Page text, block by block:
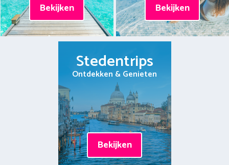
Bekijken Bekijken
Stedentrips
Ontdekken & Genieten
Bekijken